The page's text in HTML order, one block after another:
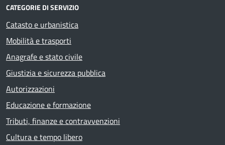
CATEGORIE DI SERVIZIO
Catasto e urbanistica
Mobilità e trasporti
Anagrafe e stato civile
Giustizia e sicurezza pubblica
Autorizzazioni
Educazione e formazione
Tributi, finanze e contravvenzioni
Cultura e tempo libero